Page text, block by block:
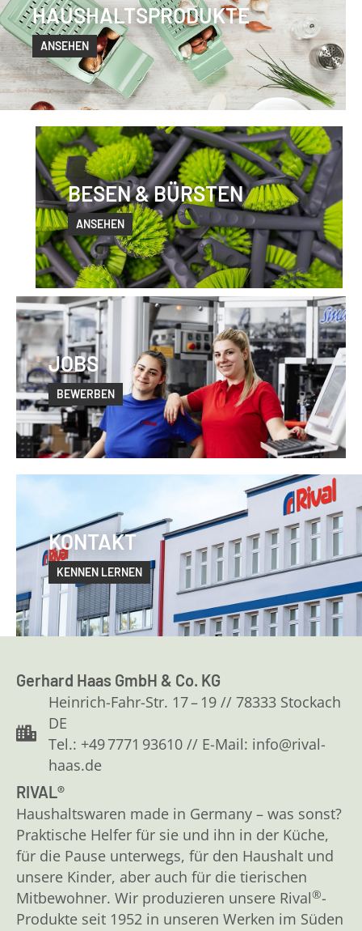
HAUSHALTSPRODUKTE
ANSEHEN
BESEN & BÜRSTEN
ANSEHEN
JOBS
BEWERBEN
KONTAKT
KENNEN LERNEN
Gerhard Haas GmbH & Co. KG
Heinrich-Fahr-Str. 17 – 19 // 78333 Stockach
DE
Tel.: +49 7771 93610 // E-Mail: info@rival-
haas.de
RIVAL®
Haushaltswaren made in Germany – was sonst?
Praktische Helfer für sie und ihn in der Küche,
für die Pause unterwegs, für den Haushalt und
unsere Kinder, aber auch für die tierischen
Mitbewohner. Wir produzieren unsere Rival®-
Produkte seit 1952 in unseren Werken im Süden